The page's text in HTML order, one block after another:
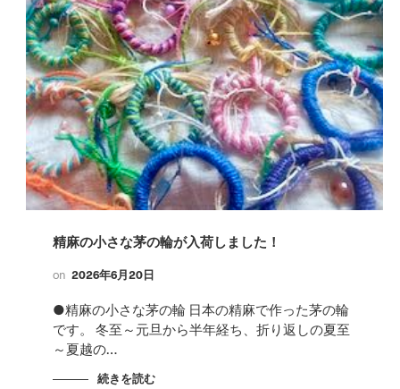
精麻の小さな茅の輪が入荷しました！
on 2026年6月20日
●精麻の小さな茅の輪 日本の精麻で作った茅の輪
です。 冬至～元旦から半年経ち、折り返しの夏至
～夏越の…
続きを読む